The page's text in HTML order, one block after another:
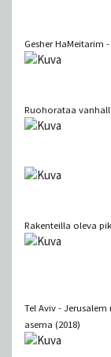
Gesher HaMeitarim
Ruohorataa
Rakenteilla oleva
Tel Aviv -
asema (2018)